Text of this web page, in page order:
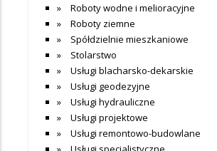
Roboty wodne i melioracyjne
Roboty ziemne
Spółdzielnie mieszkaniowe
Stolarstwo
Usługi blacharsko-dekarskie
Usługi geodezyjne
Usługi hydrauliczne
Usługi projektowe
Usługi remontowo-budowlane